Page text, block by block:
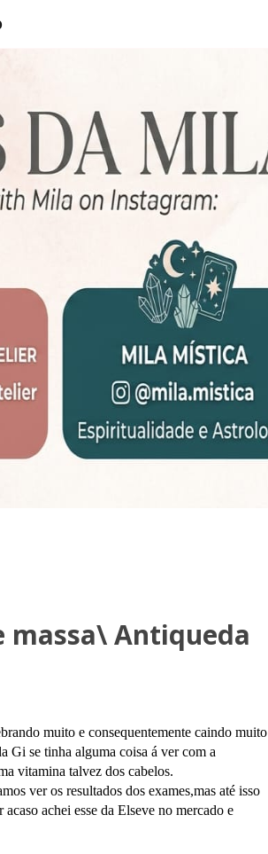
massa\ Antiqueda
muito e consequentemente caindo muito
Gi se tinha alguma coisa á ver com a
vitamina talvez dos cabelos.
ver os resultados dos exames,mas até isso
achei esse da Elseve no mercado e